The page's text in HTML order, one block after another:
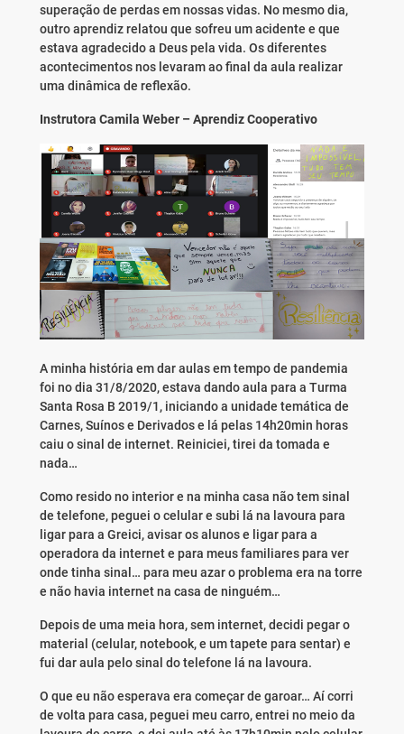
superação de perdas em nossas vidas. No mesmo dia,
outro aprendiz relatou que sofreu um acidente e que
estava agradecido a Deus pela vida. Os diferentes
acontecimentos nos levaram ao final da aula realizar
uma dinâmica de reflexão.
Instrutora Camila Weber – Aprendiz Cooperativo
A minha história em dar aulas em tempo de pandemia
foi no dia 31/8/2020, estava dando aula para a Turma
Santa Rosa B 2019/1, iniciando a unidade temática de
Carnes, Suínos e Derivados e lá pelas 14h20min horas
caiu o sinal de internet. Reiniciei, tirei da tomada e
nada…
Como resido no interior e na minha casa não tem sinal
de telefone, peguei o celular e subi lá na lavoura para
ligar para a Greici, avisar os alunos e ligar para a
operadora da internet e para meus familiares para ver
onde tinha sinal… para meu azar o problema era na torre
e não havia internet na casa de ninguém…
Depois de uma meia hora, sem internet, decidi pegar o
material (celular, notebook, e um tapete para sentar) e
fui dar aula pelo sinal do telefone lá na lavoura.
O que eu não esperava era começar de garoar… Aí corri
de volta para casa, peguei meu carro, entrei no meio da